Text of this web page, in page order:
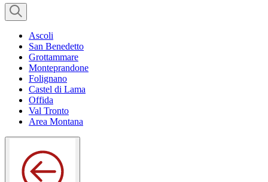
Ascoli
San Benedetto
Grottammare
Monteprandone
Folignano
Castel di Lama
Offida
Val Tronto
Area Montana